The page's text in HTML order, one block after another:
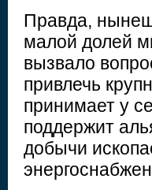
Правда,
малой долей
вызвало
привлечь
принимает у
поддержит
добычи